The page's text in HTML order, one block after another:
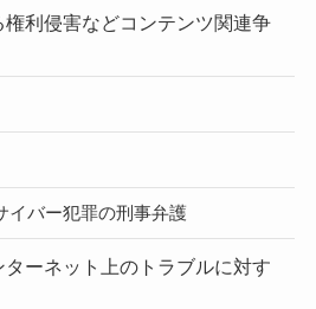
権利侵害などコンテンツ関連争
イバー犯罪の刑事弁護
ーネット上のトラブルに対す